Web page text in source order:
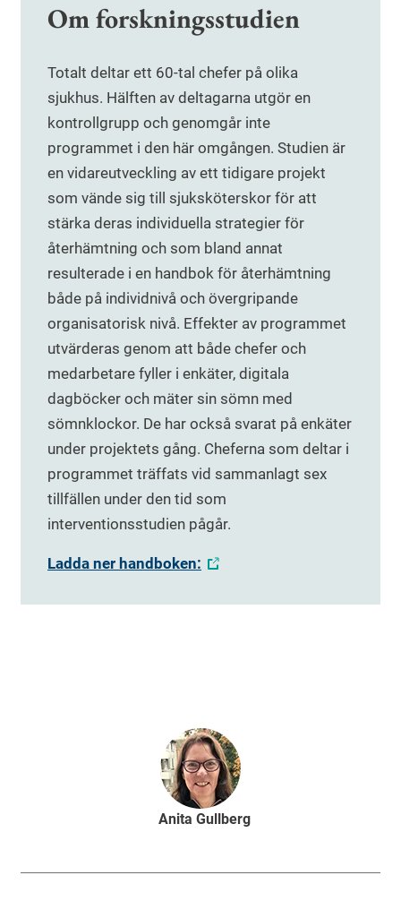
Om forskningsstudien
Totalt deltar ett 60-tal chefer på olika
sjukhus. Hälften av deltagarna utgör en
kontrollgrupp och genomgår inte
programmet i den här omgången. Studien är
en vidareutveckling av ett tidigare projekt
som vände sig till sjuksköterskor för att
stärka deras individuella strategier för
återhämtning och som bland annat
resulterade i en handbok för återhämtning
både på individnivå och övergripande
organisatorisk nivå. Effekter av programmet
utvärderas genom att både chefer och
medarbetare fyller i enkäter, digitala
dagböcker och mäter sin sömn med
sömnklockor. De har också svarat på enkäter
under projektets gång. Cheferna som deltar i
programmet träffats vid sammanlagt sex
tillfällen under den tid som
interventionsstudien pågår.
Ladda ner handboken:
Anita Gullberg